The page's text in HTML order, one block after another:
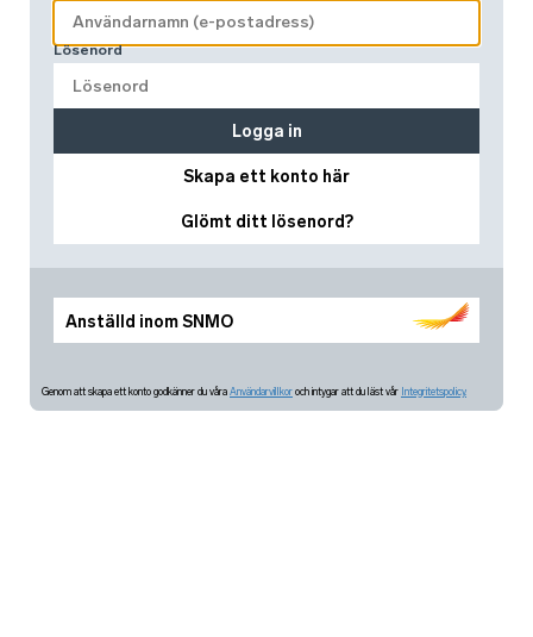
Anställd inom SNMO
Lösenord
Skapa ett konto här
Glömt ditt lösenord?
Logga in
Genom att skapa ett konto godkänner du våra Användarvillkor och intygar att du läst vår Integritetspolicy.